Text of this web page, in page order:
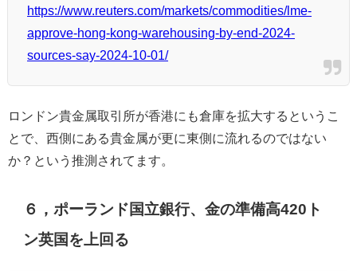
https://www.reuters.com/markets/commodities/lme-
approve-hong-kong-warehousing-by-end-2024-
sources-say-2024-10-01/
ロンドン貴金属取引所が香港にも倉庫を拡大するというこ
とで、西側にある貴金属が更に東側に流れるのではない
か？という推測されてます。
６，ポーランド国立銀行、金の準備高420ト
ン英国を上回る